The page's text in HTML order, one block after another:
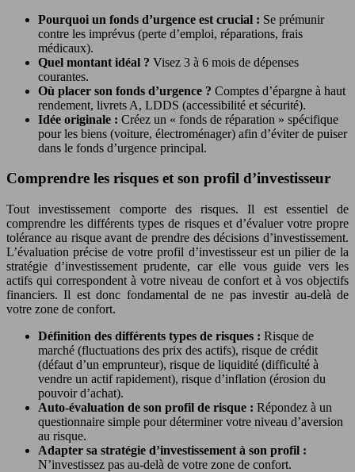
Pourquoi un fonds d’urgence est crucial : Se prémunir
contre les imprévus (perte d’emploi, réparations, frais
médicaux).
Quel montant idéal ? Visez 3 à 6 mois de dépenses
courantes.
Où placer son fonds d’urgence ? Comptes d’épargne à haut
rendement, livrets A, LDDS (accessibilité et sécurité).
Idée originale : Créez un « fonds de réparation » spécifique
pour les biens (voiture, électroménager) afin d’éviter de puiser
dans le fonds d’urgence principal.
Comprendre les risques et son profil d’investisseur
Tout investissement comporte des risques. Il est essentiel de
comprendre les différents types de risques et d’évaluer votre propre
tolérance au risque avant de prendre des décisions d’investissement.
L’évaluation précise de votre profil d’investisseur est un pilier de la
stratégie d’investissement prudente, car elle vous guide vers les
actifs qui correspondent à votre niveau de confort et à vos objectifs
financiers. Il est donc fondamental de ne pas investir au-delà de
votre zone de confort.
Définition des différents types de risques : Risque de
marché (fluctuations des prix des actifs), risque de crédit
(défaut d’un emprunteur), risque de liquidité (difficulté à
vendre un actif rapidement), risque d’inflation (érosion du
pouvoir d’achat).
Auto-évaluation de son profil de risque : Répondez à un
questionnaire simple pour déterminer votre niveau d’aversion
au risque.
Adapter sa stratégie d’investissement à son profil :
N’investissez pas au-delà de votre zone de confort.